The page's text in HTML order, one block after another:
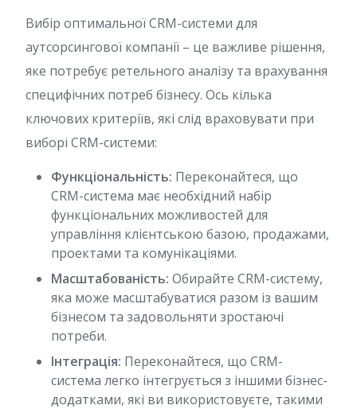
Вибір оптимальної CRM-системи для
аутсорсингової компанії – це важливе рішення,
яке потребує ретельного аналізу та врахування
специфічних потреб бізнесу. Ось кілька
ключових критеріїв, які слід враховувати при
виборі CRM-системи:
Функціональність: Переконайтеся, що
CRM-система має необхідний набір
функціональних можливостей для
управління клієнтською базою, продажами,
проектами та комунікаціями.
Масштабованість: Обирайте CRM-систему,
яка може масштабуватися разом із вашим
бізнесом та задовольняти зростаючі
потреби.
Інтеграція: Переконайтеся, що CRM-
система легко інтегрується з іншими бізнес-
додатками, які ви використовуєте, такими